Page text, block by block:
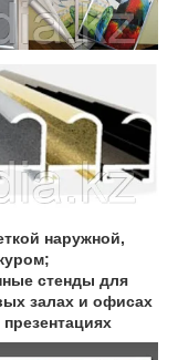
наружной,
стенды для
залах и офисах